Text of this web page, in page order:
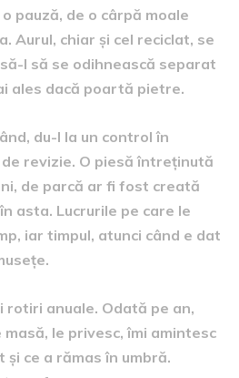
pauză, de o cârpă moale
Aurul, chiar și cel reciclat, se
l să se odihnească separat
ales dacă poartă pietre.
du-l la un control în
revizie. O piesă întreținută
de parcă ar fi fost creată
asta. Lucrurile pe care le
iar timpul, atunci când e dat
rotiri anuale. Odată pe an,
le privesc, îmi amintesc
ce a rămas în umbră.